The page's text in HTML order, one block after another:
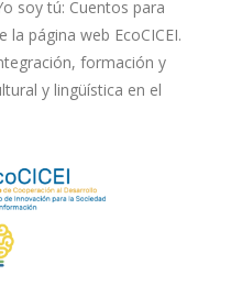
soy tú: Cuentos para
página web EcoCICEI.
formación y
y lingüística en el